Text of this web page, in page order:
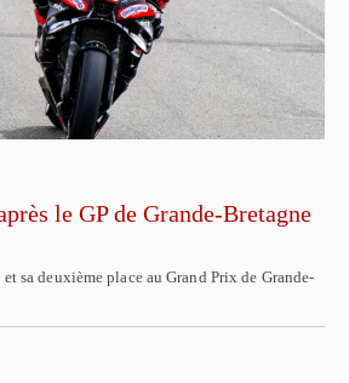
le GP de Grande-Bretagne
sa deuxième place au Grand Prix de Grande-